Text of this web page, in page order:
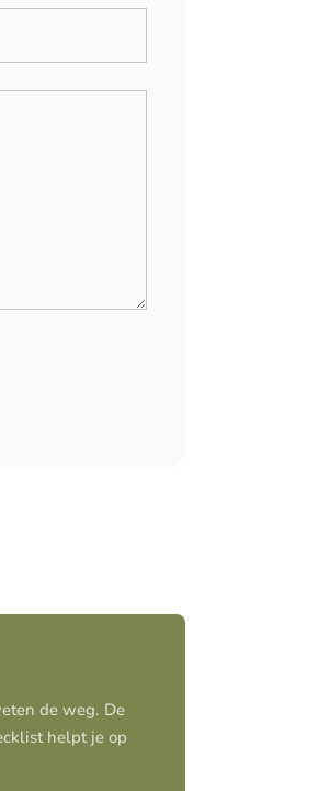
de weg. De
helpt je op